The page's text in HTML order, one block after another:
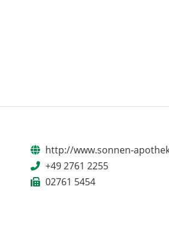
http://www.sonnen-
+49 2761 2255
02761 5454